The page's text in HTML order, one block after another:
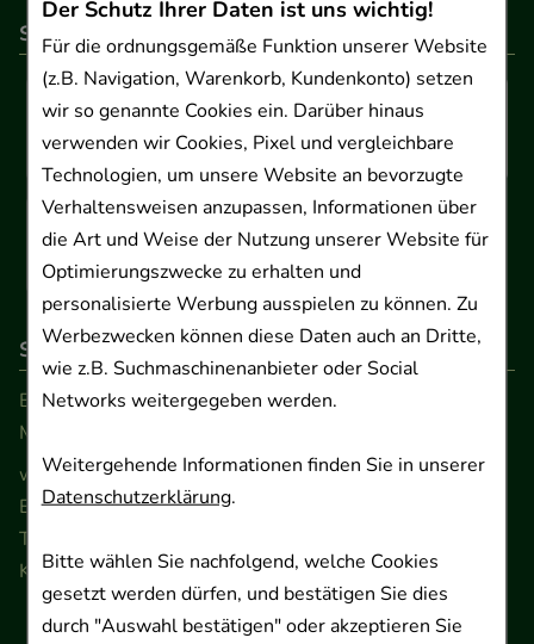
Der Schutz Ihrer Daten ist uns wichtig!
Für die ordnungsgemäße Funktion unserer Website
(z.B. Navigation, Warenkorb, Kundenkonto) setzen
wir so genannte Cookies ein. Darüber hinaus
verwenden wir Cookies, Pixel und vergleichbare
Technologien, um unsere Website an bevorzugte
Verhaltensweisen anzupassen, Informationen über
die Art und Weise der Nutzung unserer Website für
Optimierungszwecke zu erhalten und
personalisierte Werbung ausspielen zu können. Zu
Werbezwecken können diese Daten auch an Dritte,
wie z.B. Suchmaschinenanbieter oder Social
Networks weitergegeben werden.
Weitergehende Informationen finden Sie in unserer
Datenschutzerklärung.
Bitte wählen Sie nachfolgend, welche Cookies
gesetzt werden dürfen, und bestätigen Sie dies
durch "Auswahl bestätigen" oder akzeptieren Sie
So können Sie bezahlen
So erreichen Sie uns
Beratung und Kundenservice:
Montag - Freitag von 9.00 bis 17.00 Uhr
www.ApoSalis.de· E-Mail:info@ApoSalis.de
Ernst-August-Platz 2 · 30159 Hannover
Telefon 0511 89 71 80 0 · Fax 0511 89 71 80 11
Kontaktformular